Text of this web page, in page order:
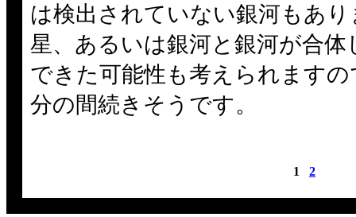
は検出されていない銀河もあ
星、あるいは銀河と銀河が合
できた可能性も考えられます
分の間続きそうです。
1 2